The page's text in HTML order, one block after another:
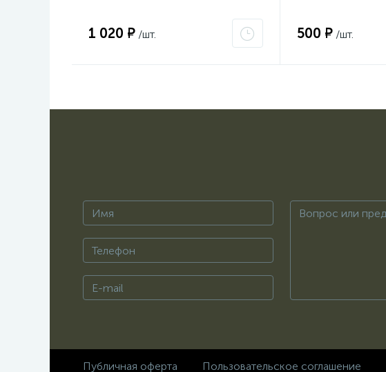
1 020 ₽ /шт. 500 ₽ /шт.
Публичная оферта Пользовательское соглашение